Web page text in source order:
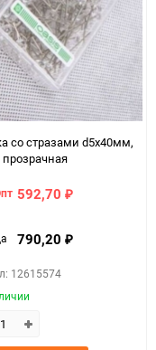
стразами d5х40мм,
592,70 ₽
790,20 ₽
12615574